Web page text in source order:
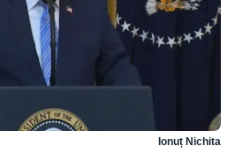
Ionuț Nichita